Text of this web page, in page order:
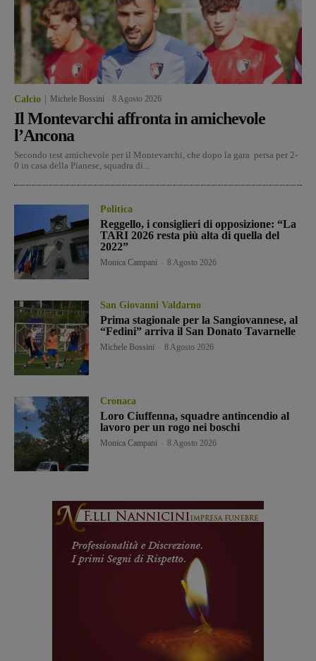
Calcio Michele Bossini 8 Agosto 2026
Il Montevarchi affronta in amichevole
l’Ancona
Secondo test amichevole per il Montevarchi, che dopo la gara persa per 2-
0 in casa della Pianese, squadra di...
Politica
Reggello, i consiglieri di opposizione: “La
TARI 2026 resta più alta di quella del
2022”
Monica Campani 8 Agosto 2026
San Giovanni Valdarno
Prima stagionale per la Sangiovannese, al
“Fedini” arriva il San Donato Tavarnelle
Michele Bossini 8 Agosto 2026
Cronaca
Loro Ciuffenna, squadre antincendio al
lavoro per un rogo nei boschi
Monica Campani 8 Agosto 2026